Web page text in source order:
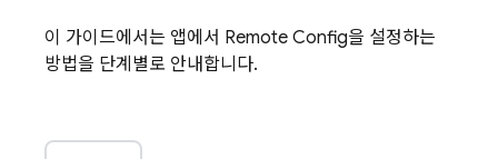
이 가이드에서는 앱에서 Remote Config을 설정하는
방법을 단계별로 안내합니다.